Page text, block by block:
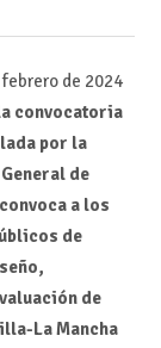
de 2024
convocatoria
por la
de
a los
de
de
La Mancha